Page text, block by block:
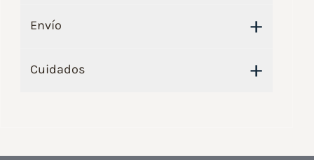
Envío +
Cuidados +